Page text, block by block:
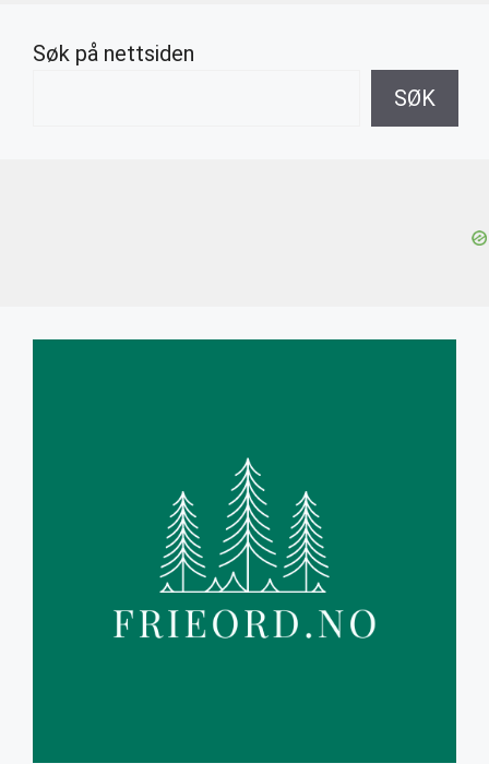
Søk på nettsiden
SØK